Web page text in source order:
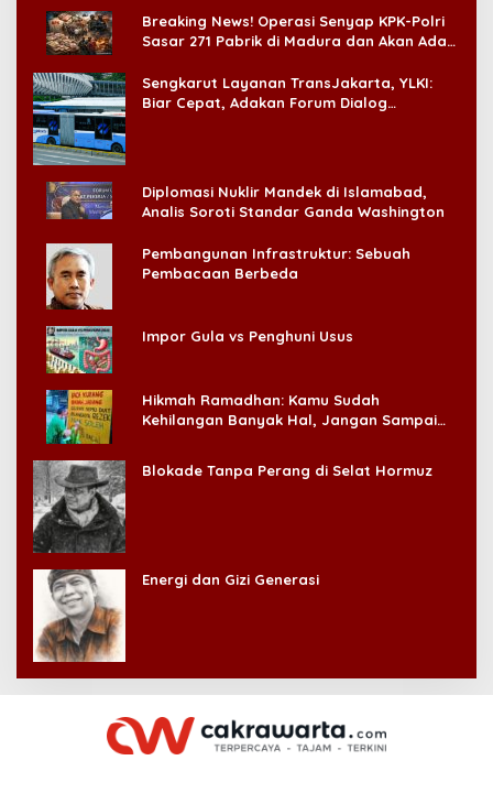
Breaking News! Operasi Senyap KPK-Polri
Sasar 271 Pabrik di Madura dan Akan Ada
Sengkarut Layanan TransJakarta, YLKI:
Biar Cepat, Adakan Forum Dialog
Diplomasi Nuklir Mandek di Islamabad,
Analis Soroti Standar Ganda Washington
Pembangunan Infrastruktur: Sebuah
Pembacaan Berbeda
Impor Gula vs Penghuni Usus
Hikmah Ramadhan: Kamu Sudah
Kehilangan Banyak Hal, Jangan Sampai
Blokade Tanpa Perang di Selat Hormuz
Energi dan Gizi Generasi